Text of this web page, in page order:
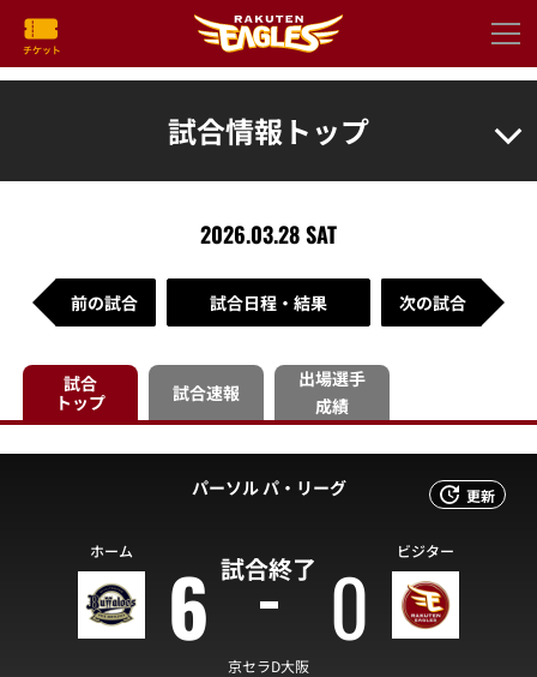
試合情報トップ
2026.03.28 SAT
前の試合 試合日程・結果 次の試合
試合
トップ
試合速報
出場選手
成績
更新
パーソル パ・リーグ
試合終了
ホーム 6 0 ビジター
京セラD大阪